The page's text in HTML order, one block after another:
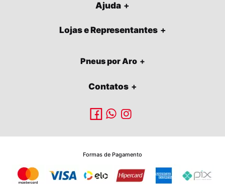
Ajuda
Lojas e Representantes
Pneus por Aro
Contatos
Formas de Pagamento